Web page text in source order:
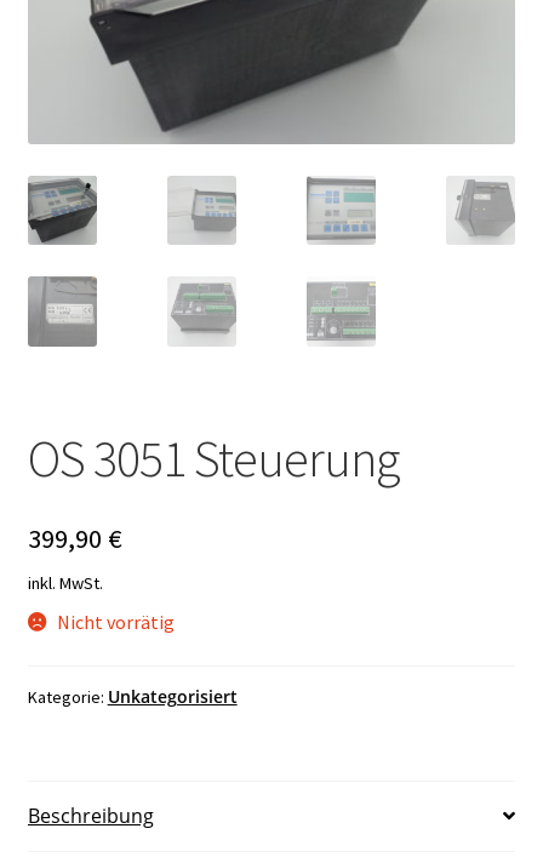
OS 3051 Steuerung
399,90 €
inkl. MwSt.
Nicht vorrätig
Kategorie: Unkategorisiert
Beschreibung